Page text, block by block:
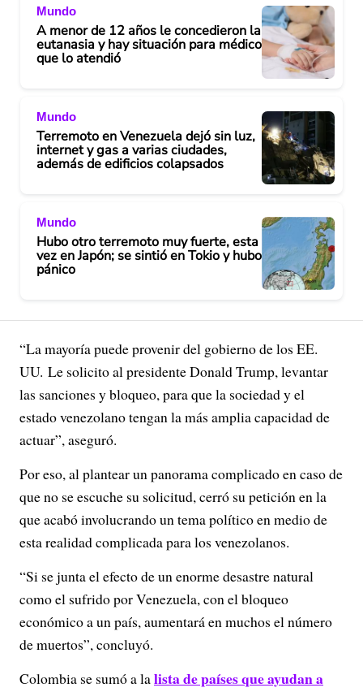
Mundo
A menor de 12 años le concedieron la
eutanasia y hay situación para médico
que lo atendió
Mundo
Terremoto en Venezuela dejó sin luz,
internet y gas a varias ciudades,
además de edificios colapsados
Mundo
Hubo otro terremoto muy fuerte, esta
vez en Japón; se sintió en Tokio y hubo
pánico
“La mayoría puede provenir del gobierno de los EE.
UU. Le solicito al presidente Donald Trump, levantar
las sanciones y bloqueo, para que la sociedad y el
estado venezolano tengan la más amplia capacidad de
actuar”, aseguró.
Por eso, al plantear un panorama complicado en caso de
que no se escuche su solicitud, cerró su petición en la
que acabó involucrando un tema político en medio de
esta realidad complicada para los venezolanos.
“Si se junta el efecto de un enorme desastre natural
como el sufrido por Venezuela, con el bloqueo
económico a un país, aumentará en muchos el número
de muertos”, concluyó.
Colombia se sumó a lalista de países que ayudan a